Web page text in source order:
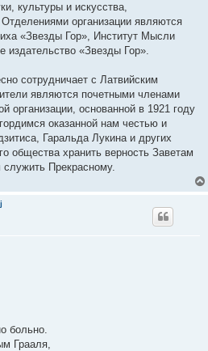
культуры и искусства,
организации являются
«Звезды Гор», Институт Мысли
«Звезды Гор».
сотрудничает с Латвийским
являются почетными членами
организации, основанной в 1921 году
оказанной нам честью и
Гаральда Лукина и других
общества хранить верность Заветам
Прекрасному.
больно.
Грааля,